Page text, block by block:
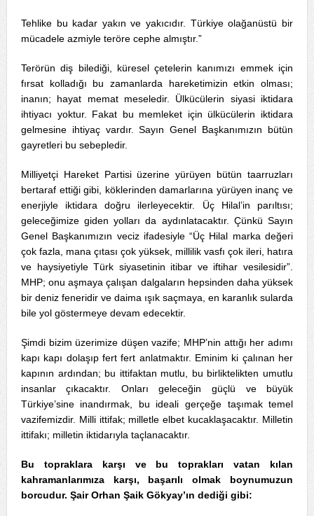
Tehlike bu kadar yakın ve yakıcıdır. Türkiye olağanüstü bir
mücadele azmiyle teröre cephe almıştır.”
Terörün diş bilediği, küresel çetelerin kanımızı emmek için
fırsat kolladığı bu zamanlarda hareketimizin etkin olması;
inanın; hayat memat meseledir. Ülkücülerin siyasi iktidara
ihtiyacı yoktur. Fakat bu memleket için ülkücülerin iktidara
gelmesine ihtiyaç vardır. Sayın Genel Başkanımızın bütün
gayretleri bu sebepledir.
Milliyetçi Hareket Partisi üzerine yürüyen bütün taarruzları
bertaraf ettiği gibi, köklerinden damarlarına yürüyen inanç ve
enerjiyle iktidara doğru ilerleyecektir. Üç Hilal’in parıltısı;
geleceğimize giden yolları da aydınlatacaktır. Çünkü Sayın
Genel Başkanımızın veciz ifadesiyle “Üç Hilal marka değeri
çok fazla, mana çıtası çok yüksek, millilik vasfı çok ileri, hatıra
ve haysiyetiyle Türk siyasetinin itibar ve iftihar vesilesidir”.
MHP; onu aşmaya çalışan dalgaların hepsinden daha yüksek
bir deniz feneridir ve daima ışık saçmaya, en karanlık sularda
bile yol göstermeye devam edecektir.
Şimdi bizim üzerimize düşen vazife; MHP’nin attığı her adımı
kapı kapı dolaşıp fert fert anlatmaktır. Eminim ki çalınan her
kapının ardından; bu ittifaktan mutlu, bu birliktelikten umutlu
insanlar çıkacaktır. Onları geleceğin güçlü ve büyük
Türkiye’sine inandırmak, bu ideali gerçeğe taşımak temel
vazifemizdir. Milli ittifak; milletle elbet kucaklaşacaktır. Milletin
ittifakı; milletin iktidarıyla taçlanacaktır.
Bu topraklara karşı ve bu toprakları vatan kılan
kahramanlarımıza karşı, başarılı olmak boynumuzun
borcudur. Şair Orhan Şaik Gökyay’ın dediği gibi: